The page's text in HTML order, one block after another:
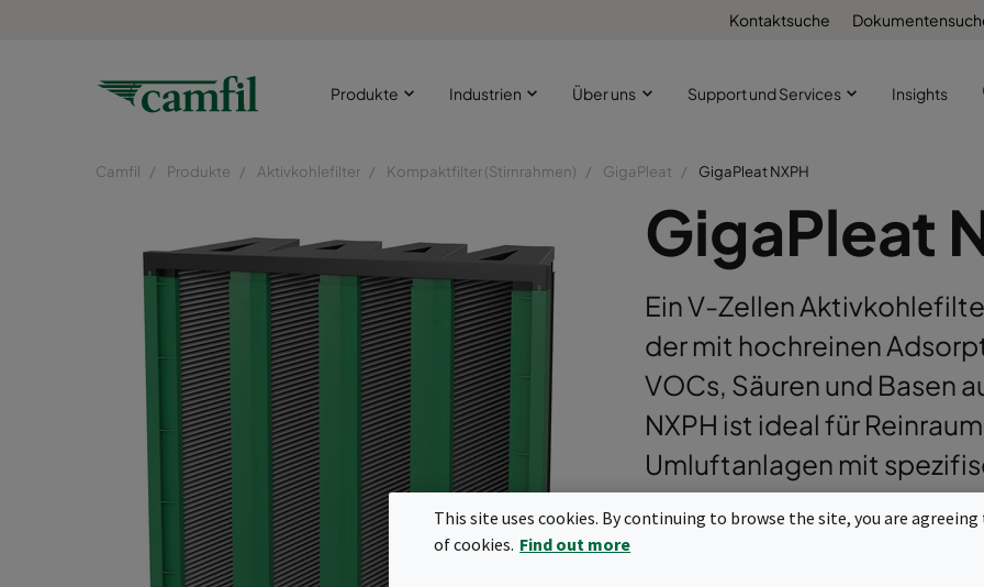
Kontaktsuche
Produkte Industrien Über uns Support und Services Insights
Camfil Produkte Aktivkohlefilter Kompaktfilter (Stirnrahmen) GigaPleat GigaPleat NXPH
GigaPleat
Ein V-Zellen
der mit hochreinen
VOCs, Säuren und Basen
NXPH ist ideal für
Umluftanlagen mit
einzelne Schadstoffarten.
This site uses cookies. By continuing to browse the site, you are agreeing
of cookies. Find out more